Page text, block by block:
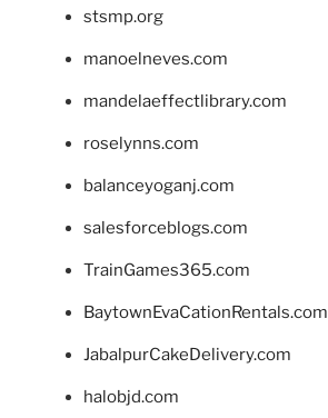
stsmp.org
manoelneves.com
mandelaeffectlibrary.com
roselynns.com
balanceyoganj.com
salesforceblogs.com
TrainGames365.com
BaytownEvaCationRentals.com
JabalpurCakeDelivery.com
halobjd.com